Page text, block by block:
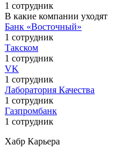
1 сотрудник
В какие компании уходят
Банк «Восточный»
1 сотрудник
Такском
1 сотрудник
VK
1 сотрудник
Лаборатория Качества
1 сотрудник
Газпромбанк
1 сотрудник
Хабр Карьера